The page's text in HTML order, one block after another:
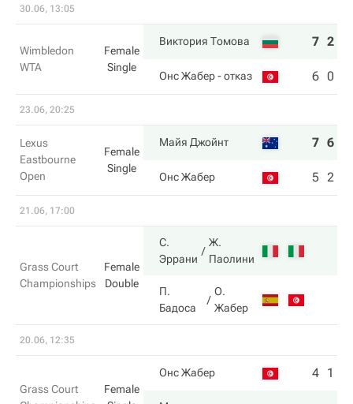
30.06, 13:05
Wimbledon
WTA
Female
Single
Виктория Томова 7 2
Онс Жабер- отказ 6 0
23.06, 20:25
Lexus
Eastbourne
Open
Female
Single
Майя Джойнт 7 6
Онс Жабер 5 2
21.06, 17:00
Grass Court
Championships
Female
Double
С.
Эррани
Ж.
Паолини
П.
Бадоса
О.
Жабер
20.06, 12:35
Grass Court
Female
Онс Жабер 4 1